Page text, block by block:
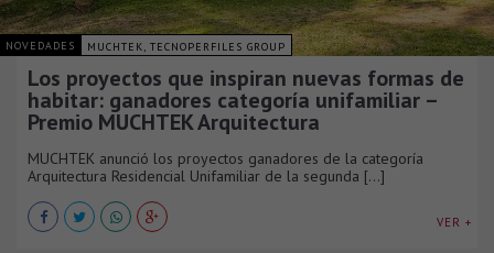
NOVEDADES MUCHTEK, TECNOPERFILES GROUP
Los proyectos que inspiran nuevas formas de
habitar: ganadores categoría unifamiliar –
Premio MUCHTEK Arquitectura
MUCHTEK anunció los proyectos ganadores de la categoría
Arquitectura Residencial Unifamiliar de la segunda [...]
VER +